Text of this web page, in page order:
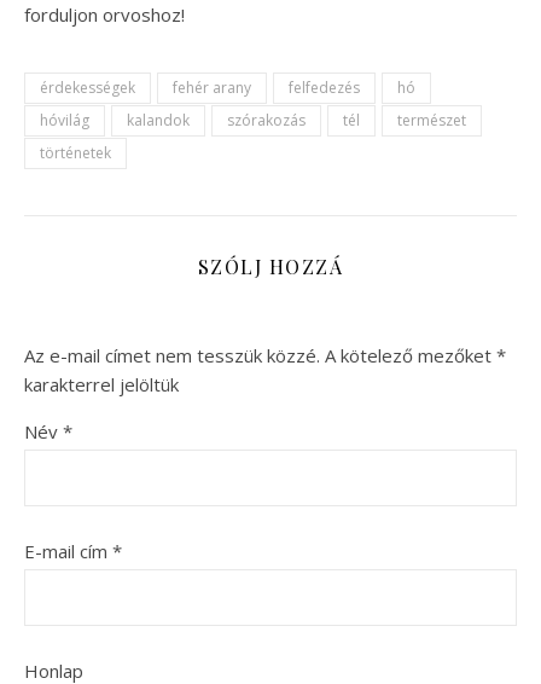
forduljon orvoshoz!
érdekességek fehér arany felfedezés
hó
hóvilág
kalandok szórakozás tél
természet
történetek
SZÓLJ HOZZÁ
Az e-mail címet nem tesszük közzé. A kötelező mezőket *
karakterrel jelöltük
Név *
E-mail cím *
Honlap